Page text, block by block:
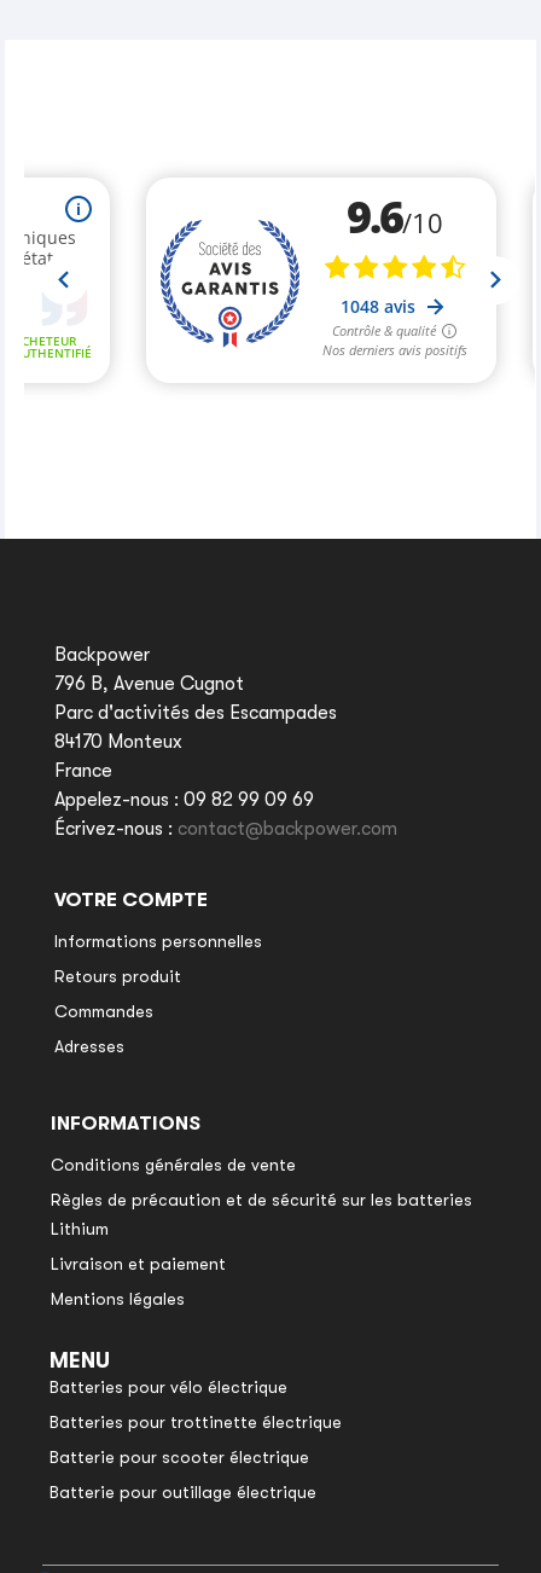
Backpower
796 B, Avenue Cugnot
Parc d'activités des Escampades
84170 Monteux
France
Appelez-nous : 09 82 99 09 69
Écrivez-nous : contact@backpower.com
VOTRE COMPTE
Informations personnelles
Retours produit
Commandes
Adresses
INFORMATIONS
Conditions générales de vente
Règles de précaution et de sécurité sur les batteries
Lithium
Livraison et paiement
Mentions légales
MENU
Batteries pour vélo électrique
Batteries pour trottinette électrique
Batterie pour scooter électrique
Batterie pour outillage électrique